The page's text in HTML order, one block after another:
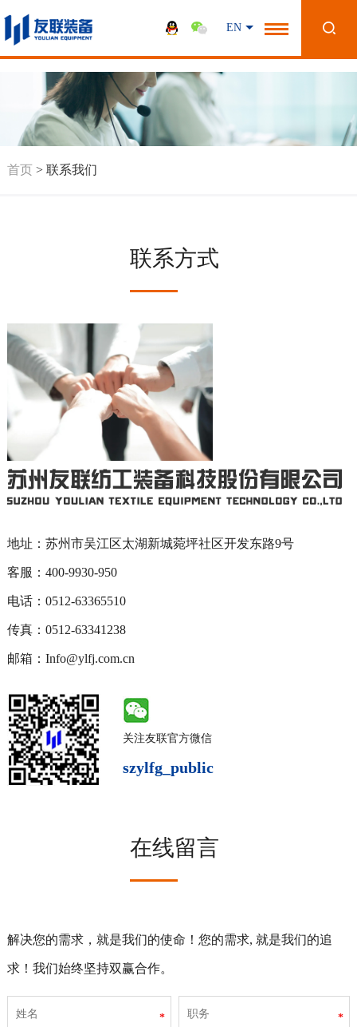
EN
首页> 联系我们
联系方式
地址：苏州市吴江区太湖新城菀坪社区开发东路9号
客服：400-9930-950
电话：0512-63365510
传真：0512-63341238
邮箱：Info@ylfj.com.cn
关注友联官方微信
szylfg_public
在线留言
解决您的需求，就是我们的使命！您的需求, 就是我们的追
求！我们始终坚持双赢合作。
* *